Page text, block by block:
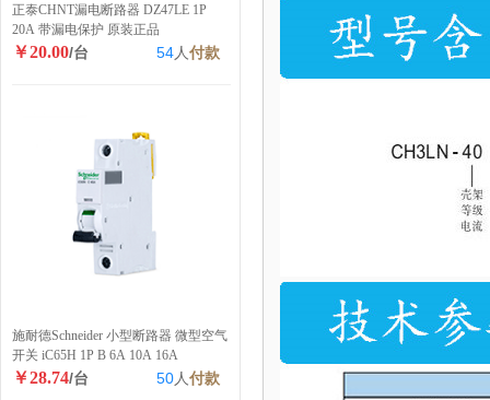
正泰CHNT漏电断路器 DZ47LE 1P
20A 带漏电保护 原装正品
￥20.00/台 54人付款
施耐德Schneider 小型断路器 微型空气
开关 iC65H 1P B 6A 10A 16A
￥28.74/台 50人付款